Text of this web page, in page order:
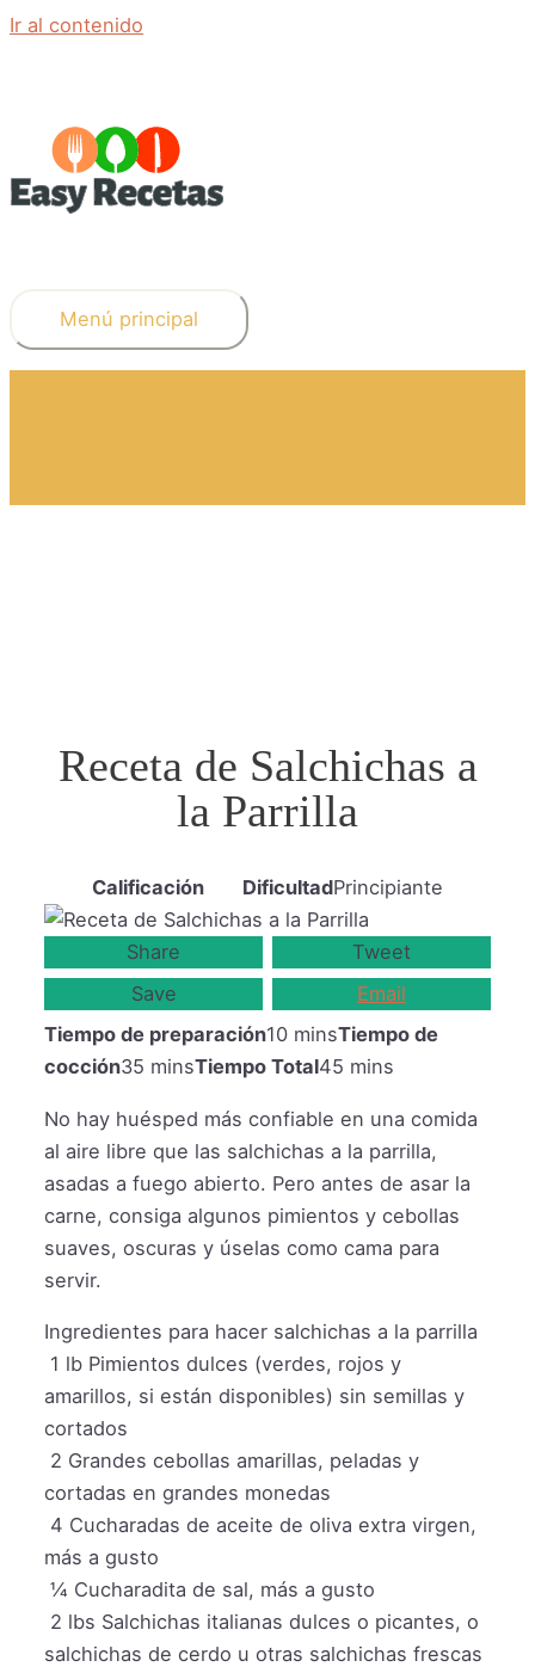
Ir al contenido
Menú principal
Receta de Salchichas a
la Parrilla
Calificación DificultadPrincipiante
Share
Tweet
Save
Email
Tiempo de preparación10 minsTiempo de
cocción35 minsTiempo Total45 mins
No hay huésped más confiable en una comida
al aire libre que las salchichas a la parrilla,
asadas a fuego abierto. Pero antes de asar la
carne, consiga algunos pimientos y cebollas
suaves, oscuras y úselas como cama para
servir.
Ingredientes para hacer salchichas a la parrilla
1 lb Pimientos dulces (verdes, rojos y
amarillos, si están disponibles) sin semillas y
cortados
2 Grandes cebollas amarillas, peladas y
cortadas en grandes monedas
4 Cucharadas de aceite de oliva extra virgen,
más a gusto
¼ Cucharadita de sal, más a gusto
2 lbs Salchichas italianas dulces o picantes, o
salchichas de cerdo u otras salchichas frescas